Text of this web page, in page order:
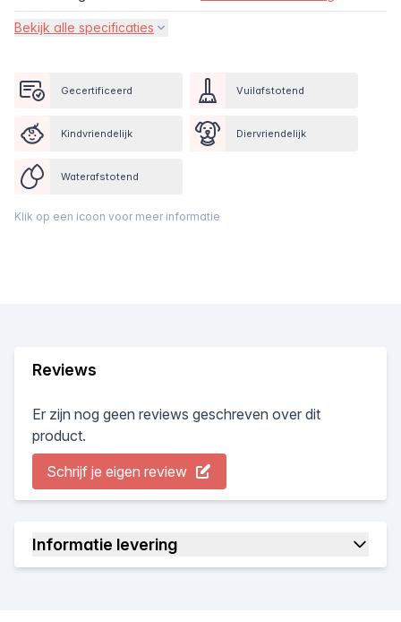
Bekijk alle specificaties
Gecertificeerd Vuilafstotend
Kindvriendelijk Diervriendelijk
Waterafstotend
Klik op een icoon voor meer informatie
Reviews
Er zijn nog geen reviews geschreven over dit
product.
Schrijf je eigen review
Informatie levering